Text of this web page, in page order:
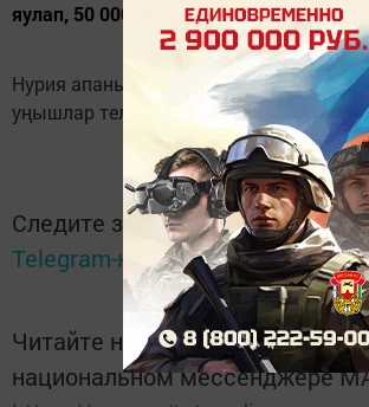
яулап, 50 000 сум акчалата бүләккә ия
Нурия апаны зур җиңүе белән тәбрик
уңышлар телибез!
Следите за самым важным и
Telegram-каналеТатмедиа
Читайте новости Татарстана в
национальном мессенджере